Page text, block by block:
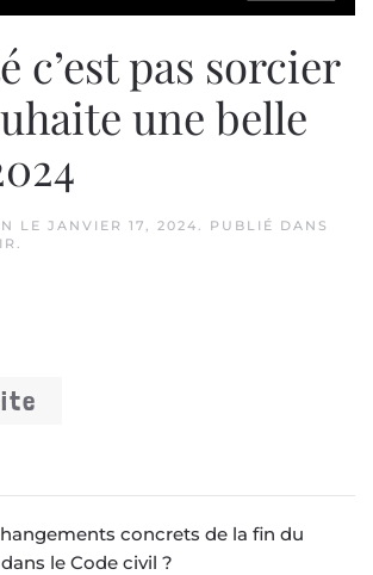
c’est pas sorcier
une belle
LE JANVIER 17, 2024. PUBLIÉ DANS
.
concrets de la fin du
le Code civil ?